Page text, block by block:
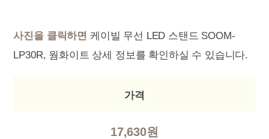
사진을 클릭하면 케이빌 무선 LED 스탠드 SOOM-
LP30R, 웜화이트 상세 정보를 확인하실 수 있습니다.
가격
17,630원